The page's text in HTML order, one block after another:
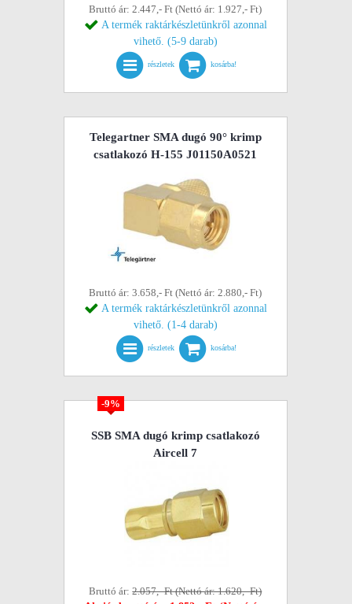
Bruttó ár: 2.447,- Ft (Nettó ár: 1.927,- Ft)
A termék raktárkészletünkről azonnal
vihető. (5-9 darab)
részletek kosárba!
Telegartner SMA dugó 90° krimp
csatlakozó H-155 J01150A0521
Bruttó ár: 3.658,- Ft (Nettó ár: 2.880,- Ft)
A termék raktárkészletünkről azonnal
vihető. (1-4 darab)
részletek kosárba!
-9%
SSB SMA dugó krimp csatlakozó
Aircell 7
Bruttó ár:2.057,- Ft (Nettó ár: 1.620,- Ft)